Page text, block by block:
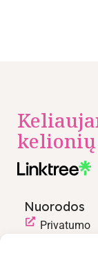
kelionių
Nuorodos
Privatumo